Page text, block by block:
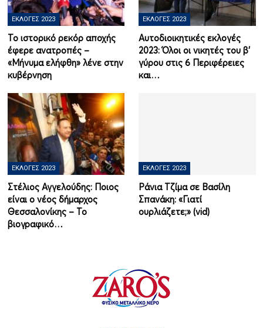
ΕΚΛΟΓΈΣ 2023
Το ιστορικό ρεκόρ αποχής
έφερε ανατροπές –
«Mήνυμα ελήφθη» λένε στην
κυβέρνηση
ΕΚΛΟΓΈΣ 2023
Αυτοδιοικητικές εκλογές
2023: Όλοι οι νικητές του β'
γύρου στις 6 Περιφέρειες
και…
ΕΚΛΟΓΈΣ 2023
Στέλιος Αγγελούδης: Ποιος
είναι ο νέος δήμαρχος
Θεσσαλονίκης – Το
βιογραφικό…
ΕΚΛΟΓΈΣ 2023
Ράνια Τζίμα σε Βασίλη
Σπανάκη: «Γιατί
ουρλιάζετε;» (vid)